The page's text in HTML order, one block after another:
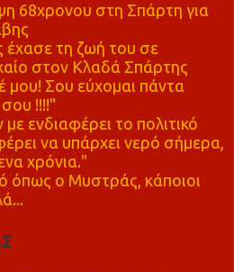
68χρονου στη Σπάρτη για
έχασε τη ζωή του σε
στον Κλαδά Σπάρτης
μου! Σου εύχομαι πάντα
σου !!!!"
ενδιαφέρει το πολιτικό
να υπάρχει νερό σήμερα,
χρόνια."
όπως ο Μυστράς, κάποιοι